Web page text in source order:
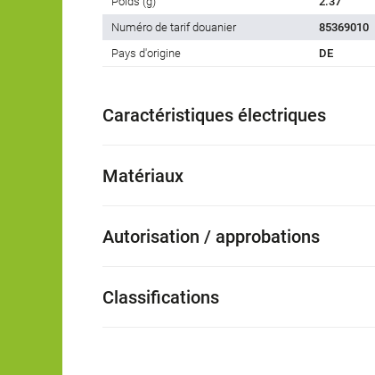
Numéro de tarif douanier
85369010
Pays d'origine
DE
Caractéristiques électriques
Matériaux
Autorisation / approbations
Classifications